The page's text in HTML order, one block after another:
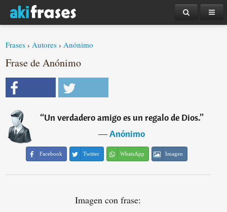
Frases ›Autores ›Anónimo
Frase de Anónimo
“Un verdadero amigo es un regalo de Dios.”
―Anónimo
Facebook Twitter WhatsApp Imagen
Imagen con frase: